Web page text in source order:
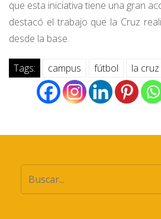
que esta iniciativa tiene una gran
destacó el trabajo que la Cruz
desde la base.
Tags: campus fútbol la cruz